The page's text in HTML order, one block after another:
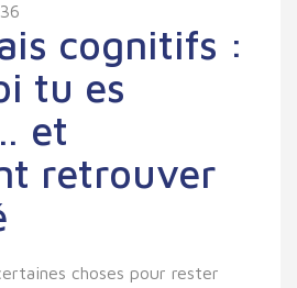
cognitifs :
tu es
et
retrouver
choses pour rester